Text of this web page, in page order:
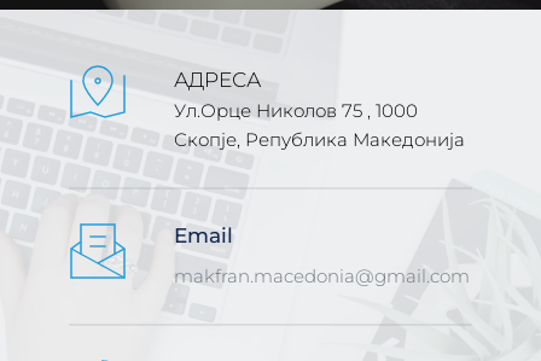
АДРЕСА
Ул.Орце Николов 75 , 1000
Скопје, Република Македонија
Email
makfran.macedonia@gmail.com